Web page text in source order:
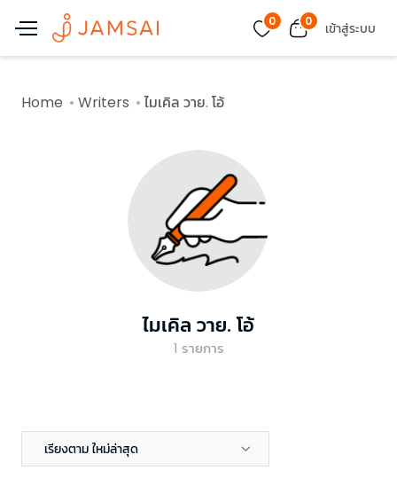
0 0 เข้าสู่ระบบ
Home Writers ไมเคิล วาย. โอ้
ไมเคิล วาย. โอ้
1 รายการ
เรียงตาม ใหม่ล่าสุด